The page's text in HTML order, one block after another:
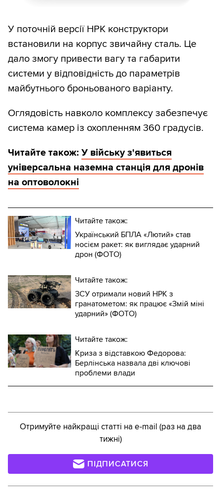
У поточній версії НРК конструктори
встановили на корпус звичайну сталь. Це
дало змогу привести вагу та габарити
системи у відповідність до параметрів
майбутнього броньованого варіанту.
Оглядовість навколо комплексу забезпечує
система камер із охопленням 360 градусів.
Читайте також: У війську з'явиться
універсальна наземна станція для дронів
на оптоволокні
Читайте також:
Український БПЛА «Лютий» став
носієм ракет: як виглядає ударний
дрон (ФОТО)
Читайте також:
ЗСУ отримали новий НРК з
гранатометом: як працює «Змій міні
ударний» (ФОТО)
Читайте також:
Криза з відставкою Федорова:
Берлінська назвала дві ключові
проблеми влади
Отримуйте найкращі статті на e-mail (раз на два
тижні)
ПІДПИСАТИСЯ